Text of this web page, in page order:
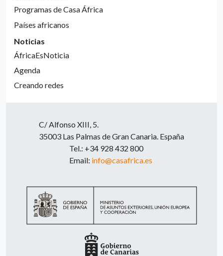
Programas de Casa África
Países africanos
Noticias
ÁfricaEsNoticia
Agenda
Creando redes
C/ Alfonso XIII, 5.
35003 Las Palmas de Gran Canaria. España
Tel.: +34 928 432 800
Email: info@casafrica.es